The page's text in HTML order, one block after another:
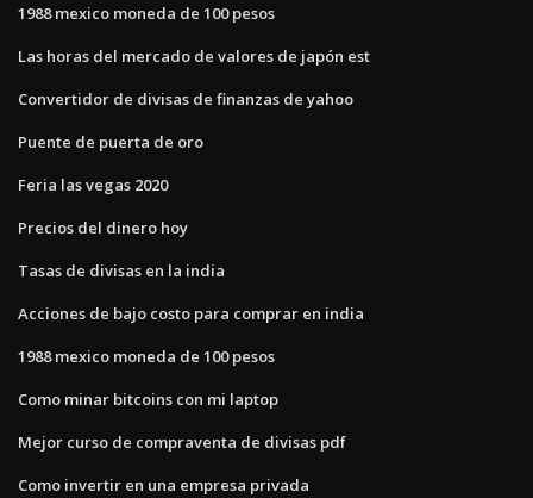
1988 mexico moneda de 100 pesos
Las horas del mercado de valores de japón est
Convertidor de divisas de finanzas de yahoo
Puente de puerta de oro
Feria las vegas 2020
Precios del dinero hoy
Tasas de divisas en la india
Acciones de bajo costo para comprar en india
1988 mexico moneda de 100 pesos
Como minar bitcoins con mi laptop
Mejor curso de compraventa de divisas pdf
Como invertir en una empresa privada